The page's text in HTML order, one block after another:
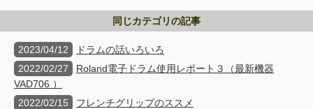
同じカテゴリの記事
2023/04/12
ドラムの話いろいろ
2022/02/27
Roland電子ドラム使用レポート３（最新機器
VAD706 ）
2022/02/15
フレンチグリップのススメ